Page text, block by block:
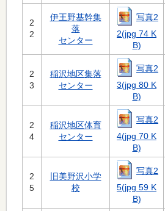
2
2
伊王野基幹集
落
センター
写真2
2(jpg 74 K
B)
2
3
稲沢地区集落
センター
写真2
3(jpg 80 K
B)
2
4
稲沢地区体育
センター
写真2
4(jpg 70 K
B)
2
5
旧美野沢小学
校
写真2
5(jpg 59 K
B)